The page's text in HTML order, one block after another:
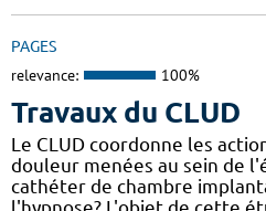
PAGES
relevance: 100%
Travaux du CLUD
Le CLUD coordonne les
douleur menées au sein de
cathéter de chambre